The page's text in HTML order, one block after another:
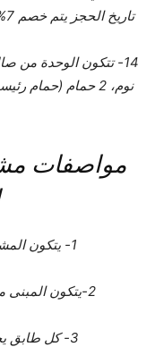
تاريخ الحجز يتم خصم 7% من القيمة الإجمالية للوحدة السكنية.
نوم، 2 حمام
مواصفات
1- يتكون المشروع من 4 عمارات سكنية .
2-يتكون المبنى من دور أرضي و 4 أدوار متكررة.
3- كل طابق يحتوي على 4 وحدات سكنية.